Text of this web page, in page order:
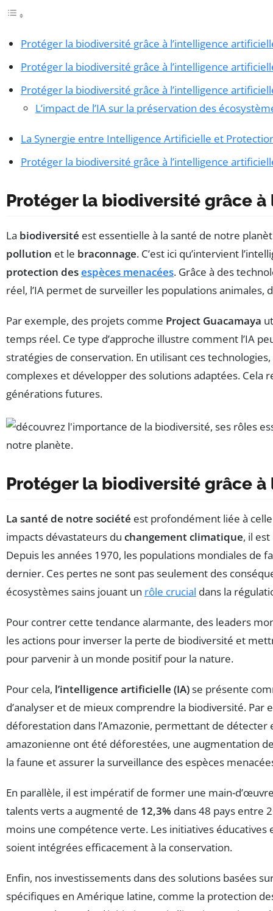
Protéger la biodiversité grâce à l’intelligence
Protéger la biodiversité grâce à l’intelligence
Protéger la biodiversité grâce à l’intelligence
L’impact de l’IA sur la préservation des
La Synergie entre Intelligence Artificielle et
Protéger la biodiversité grâce à l’intelligence
Protéger la biodiversité grâce
La biodiversité est essentielle à la santé de notre
pollution et le braconnage. C’est ici qu’intervient
protection desespèces menacées. Grâce à des
réel, l’IA permet de surveiller les populations
Par exemple, des projets comme Project Guacamaya
temps réel. Ce type d’approche illustre comment l’IA
stratégies de conservation. En utilisant ces
complexes et développer des solutions adaptées.
générations futures.
Protéger la biodiversité grâce
La santé de notre société est profondément liée à
impacts dévastateurs du changement climatique, il
Depuis les années 1970, les populations mondiales de
dernier. Ces pertes ne sont pas seulement des
écosystèmes sains jouant un rôle crucial dans la
Pour contrer cette tendance alarmante, des leaders
les actions pour inverser la perte de biodiversité et
pour parvenir à un monde positif pour la nature.
Pour cela, l’intelligence artificielle (IA)se présente
d’analyser et de mieux comprendre la biodiversité.
déforestation dans l’Amazonie, permettant de
amazonienne ont été déforestées, une augmentation
la faune et assurer la surveillance des espèces
En parallèle, il est impératif de former une main-
talents verts a augmenté de 12,3% dans 48 pays entre
moins une compétence verte. Les initiatives
soient intégrées efficacement à la conservation.
Enfin, nos investissements dans des solutions basées
spécifiques en Amérique latine, comme la protection